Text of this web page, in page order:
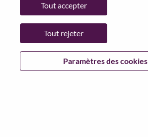
Paramètres des cookies
Tout accepter
Tout rejeter
Go Back